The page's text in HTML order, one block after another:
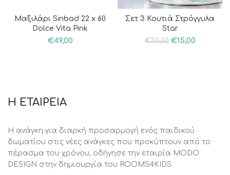
Μαξιλάρι Sinbad 22 x 60
Dolce Vita Pink
€49,00
Σετ 3 Κουτιά Στρόγγυλα
Star
€35,00 €15,00
Η ΕΤΑΙΡΕΙΑ
Η ανάγκη για διαρκή προσαρμογή ενός παιδικού
δωματίου στις νέες ανάγκες που προκύπτουν από το
πέρασμα του χρόνου, oδήγησε την εταιρία MODO
DESIGN στην δημιουργία του ROOMS4KIDS.